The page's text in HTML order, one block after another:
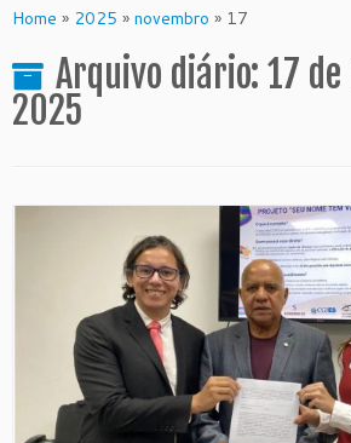
toHome » 2025 » novembro » 17
Arquivo diário: 17
2025